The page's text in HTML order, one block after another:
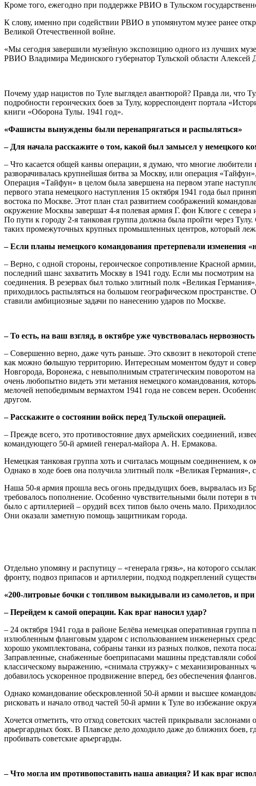
Кроме того, ежегодно при поддержке РВИО в Тульском
К слову, именно при содействии РВИО в упомянутом музее ранее
Великой Отечественной войне.
«Мы сегодня завершили музейную экспозицию одного из лучших
РВИО Владимира Мединского губернатор Тульской области
Почему удар нацистов по Туле выглядел авантюрой? Правда ли, что
подробности героических боев за Тулу, корреспондент портала
книги «Оборона Тулы. 1941 год».
«Фашисты вынуждены были перенапрягаться и распыляться»
– Для начала расскажите о том, какой был замысел у немецкого
– Что касается общей канвы операции, я думаю, что многие любители
разворачивалась крупнейшая битва за Москву, или операция
Операция «Тайфун» в целом была завершена на первом этапе
первого этапа немецкого наступления 15 октября 1941 года был
востока по Москве. Этот план стал развитием соображений
окружение Москвы завершат 4-я полевая армия Г. фон Клюге с
По пути к городу 2-я танковая группа должна была пройти через
таких промежуточных крупных промышленных центров, который
– Если планы немецкого командования претерпевали
– Верно, с одной стороны, героическое сопротивление Красной
последний шанс захватить Москву в 1941 году. Если мы посмотрим
соединения. В резервах был только элитный полк «Великая
приходилось распыляться на большом географическом
ставили амбициозные задачи по нанесению ударов по Москве.
– То есть, на ваш взгляд, в октябре уже чувствовалась
– Совершенно верно, даже чуть раньше. Это сквозит в некоторой
как можно большую территорию. Интересным моментом будут и
Новгорода, Воронежа, с невыполнимым стратегическим поворотом
очень любопытно видеть эти метания немецкого командования,
мелочей непобедимым вермахтом 1941 года не совсем верен.
другом.
– Расскажите о состоянии войск перед Тульской операцией.
– Прежде всего, это противостояние двух армейских соединений,
командующего 50-й армией генерал-майора А. Н. Ермакова.
Немецкая танковая группа хоть и считалась мощным соединением, к
Однако в ходе боев она получила элитный полк «Великая
Наша 50-я армия прошла весь огонь предыдущих боев, вырвалась из
требовалось пополнение. Особенно чувствительными были потери в
было с артиллерией – орудий всех типов было очень мало.
Они оказали заметную помощь защитникам города.
Отдельно упомяну и распутицу – «генерала грязь», на которого
фронту, подвоз припасов и артиллерии, подход подкреплений
«200-литровые бочки с топливом выкидывали из самолетов, и
– Перейдем к самой операции. Как враг наносил удар?
– 24 октября 1941 года в районе Белёва немецкая оперативная
излюбленным фланговым ударом с использованием инженерных
хорошо укомплектована, собраны танки из разных полков, пехота
Заправленные, снабженные боеприпасами машины представляли
классическому выражению, «снимала стружку» с механизированных
добавилось ускоренное продвижение вперед, без обеспечения флангов.
Однако командование обескровленной 50-й армии и высшее
рисковать и начало отвод частей 50-й армии к Туле во избежание
Хочется отметить, что отход советских частей прикрывали
арьергардных боях. В Плавске дело доходило даже до ближних боев,
пробивать советские арьергарды.
– Что могла им противопоставить наша авиация? И как враг